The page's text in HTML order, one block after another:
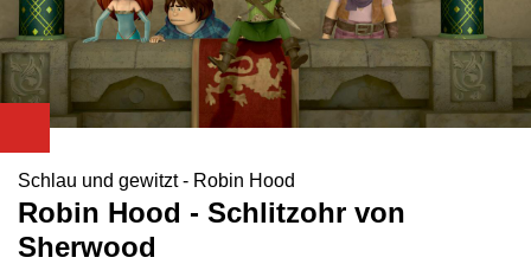
Schlau und gewitzt - Robin Hood
Robin Hood - Schlitzohr von
Sherwood